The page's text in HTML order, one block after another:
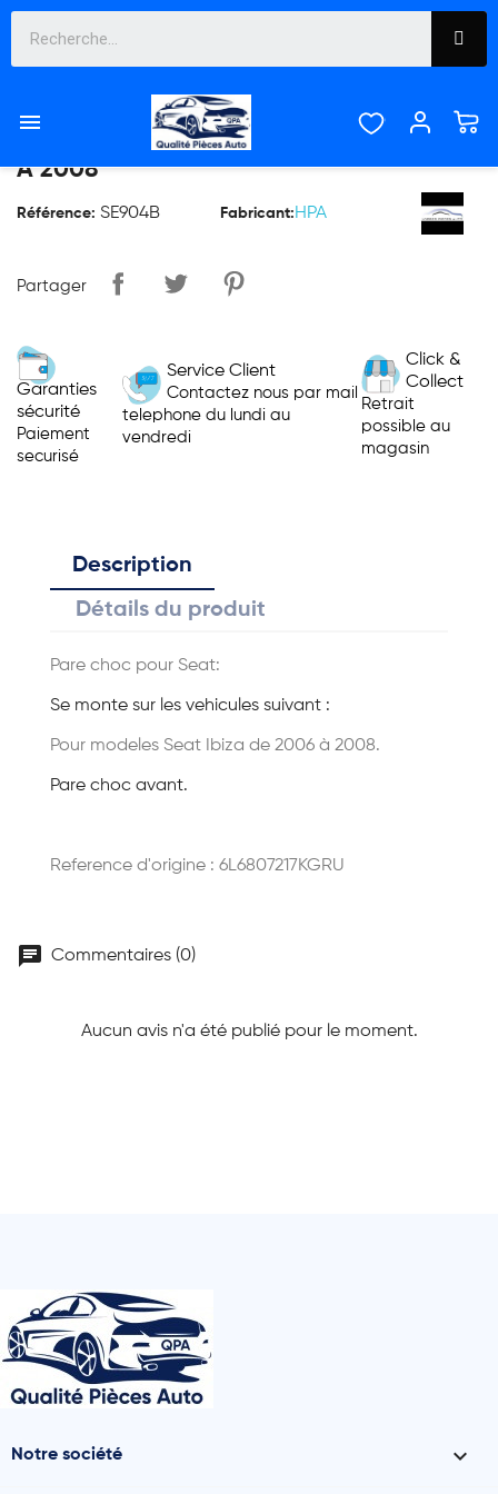

PARE CHOC AVANT SEAT IBIZA DE 2006
À 2008
Référence: SE904B Fabricant: HPA
Partager
Garanties
sécurité
Paiement
securisé
Service Client
Contactez nous par mail
telephone du lundi au
vendredi
Click &
Collect
Retrait
possible au
magasin
Description
Détails du produit
Pare choc pour Seat:
Se monte sur les vehicules suivant :
Pour modeles Seat Ibiza de 2006 à 2008.
Pare choc avant.
Reference d'origine : 6L6807217KGRU
chat Commentaires (0)
Aucun avis n'a été publié pour le moment.
Notre société 